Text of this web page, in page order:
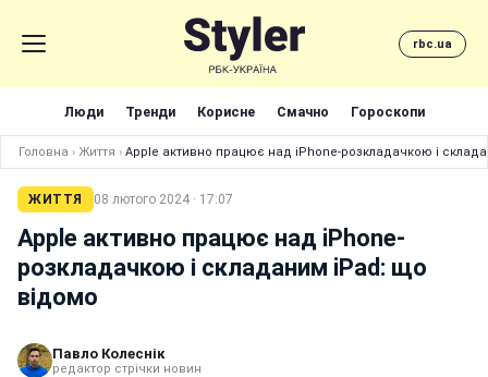
rbc.ua
Люди Тренди Корисне Смачно Гороскопи
Головна › Життя › Apple активно працює над iPhone-розкладачкою і
ЖИТТЯ 08 лютого 2024 · 17:07
Apple активно працює над iPhone-
розкладачкою і складаним iPad: що
відомо
Павло Колеснік
редактор стрічки новин